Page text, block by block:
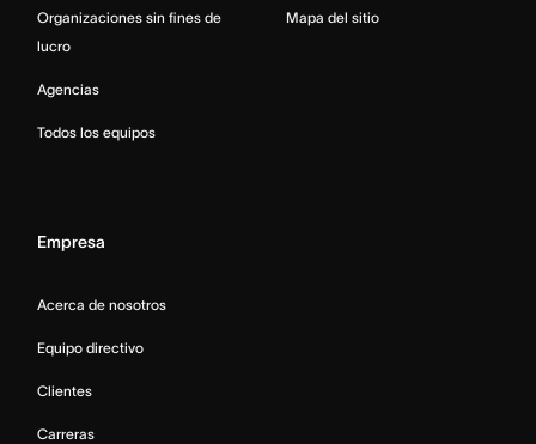
Organizaciones sin fines de
lucro
Agencias
Todos los equipos
Mapa del sitio
Empresa
Acerca de nosotros
Equipo directivo
Clientes
Carreras